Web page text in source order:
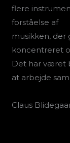
flere
forståelse af
musikken, der
koncentreret
Det har været
at arbejde
Claus